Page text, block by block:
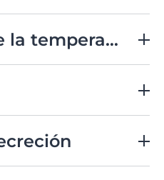
en el estrato córneo
contra el daño y la
temperatura
dermis, la piel ayuda a
adecuada.
exterior y percibir
el calor y el dolor.